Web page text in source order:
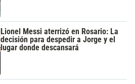
Lionel Messi aterrizó en Rosario: La
decisión para despedir a Jorge y el
lugar donde descansará